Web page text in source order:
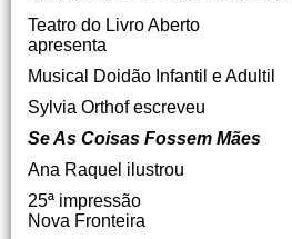
Teatro do Livro Aberto
apresenta
Musical Doidão Infantil e Adultil
Sylvia Orthof escreveu
Se As Coisas Fossem Mães
Ana Raquel ilustrou
25ª impressão
Nova Fronteira